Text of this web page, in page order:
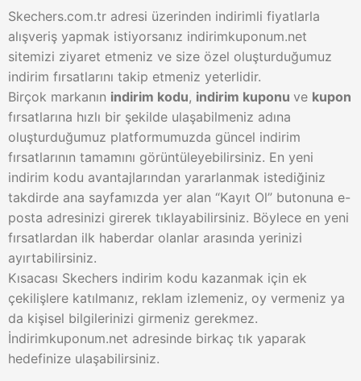
Skechers.com.tr adresi üzerinden indirimli fiyatlarla
alışveriş yapmak istiyorsanız indirimkuponum.net
sitemizi ziyaret etmeniz ve size özel oluşturduğumuz
indirim fırsatlarını takip etmeniz yeterlidir.
Birçok markanın indirim kodu, indirim kuponu ve kupon
fırsatlarına hızlı bir şekilde ulaşabilmeniz adına
oluşturduğumuz platformumuzda güncel indirim
fırsatlarının tamamını görüntüleyebilirsiniz. En yeni
indirim kodu avantajlarından yararlanmak istediğiniz
takdirde ana sayfamızda yer alan “Kayıt Ol” butonuna e-
posta adresinizi girerek tıklayabilirsiniz. Böylece en yeni
fırsatlardan ilk haberdar olanlar arasında yerinizi
ayırtabilirsiniz.
Kısacası Skechers indirim kodu kazanmak için ek
çekilişlere katılmanız, reklam izlemeniz, oy vermeniz ya
da kişisel bilgilerinizi girmeniz gerekmez.
İndirimkuponum.net adresinde birkaç tık yaparak
hedefinize ulaşabilirsiniz.